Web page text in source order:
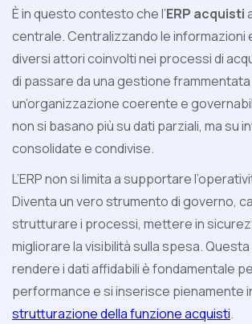
È in questo contesto che l’ERP acquisti
centrale. Centralizzando le informazioni
diversi attori coinvolti nei processi di
di passare da una gestione frammentata
un’organizzazione coerente e
non si basano più su dati parziali, ma su
consolidate e condivise.
L’ERP non si limita a supportare
Diventa un vero strumento di governo,
strutturare i processi, mettere in
migliorare la visibilità sulla spesa.
rendere i dati affidabili è fondamentale
performance e si inserisce pienamente
strutturazione della funzione acquisti.